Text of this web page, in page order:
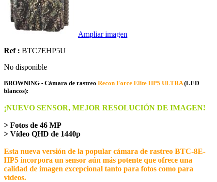
Ampliar imagen
Ref : BTC7EHP5U
No disponible
BROWNING - Cámara de rastreo Recon Force Elite HP5 ULTRA(LED
blancos):
¡NUEVO SENSOR, MEJOR RESOLUCIÓN DE IMAGEN!
> Fotos de 46 MP
> Vídeo QHD de 1440p
Esta nueva versión de la popular cámara de rastreo BTC-8E-
HP5 incorpora un sensor aún más potente que ofrece una
calidad de imagen excepcional tanto para fotos como para
vídeos.